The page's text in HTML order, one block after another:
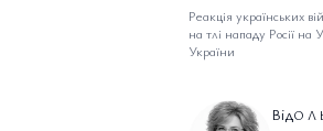
Реакція українських
на тлі нападу Росії на
України
Від